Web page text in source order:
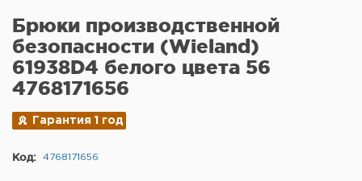
Брюки производственной
безопасности (Wieland)
61938D4 белого цвета 56
4768171656
Гарантия 1 год
Код: 4768171656